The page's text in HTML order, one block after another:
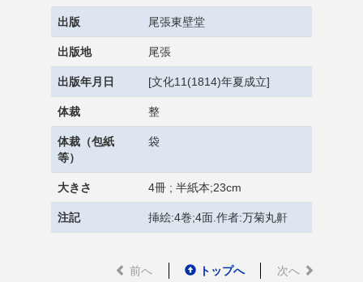
出版 尾張東壁堂
出版地 尾張
出版年月日 [文化11(1814)年夏成立]
体裁 整
体裁（包紙
等）
袋
大きさ 4冊 ; 半紙本;23cm
注記 挿絵:4巻;4面.作者:万菊丸鼾
前へ トップへ 次へ